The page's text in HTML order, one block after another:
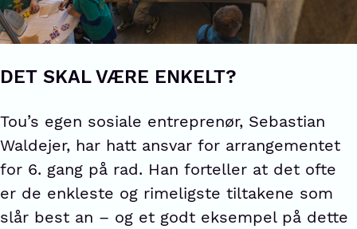
DET SKAL VÆRE ENKELT?
Tou’s egen sosiale entreprenør, Sebastian
Waldejer, har hatt ansvar for arrangementet
for 6. gang på rad. Han forteller at det ofte
er de enkleste og rimeligste tiltakene som
slår best an – og et godt eksempel på dette